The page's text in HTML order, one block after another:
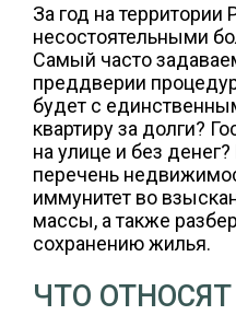
За год на
несостоятельными
Самый часто
преддверии
будет с
квартиру за долги?
на улице и без
перечень
иммунитет во
массы, а также
сохранению жилья.
ЧТО